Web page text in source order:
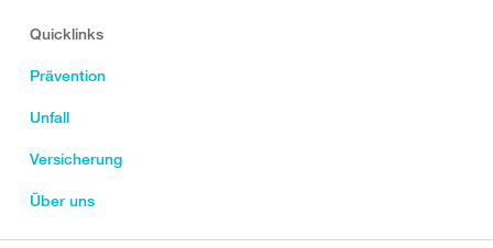
Quicklinks
Prävention
Unfall
Versicherung
Über uns